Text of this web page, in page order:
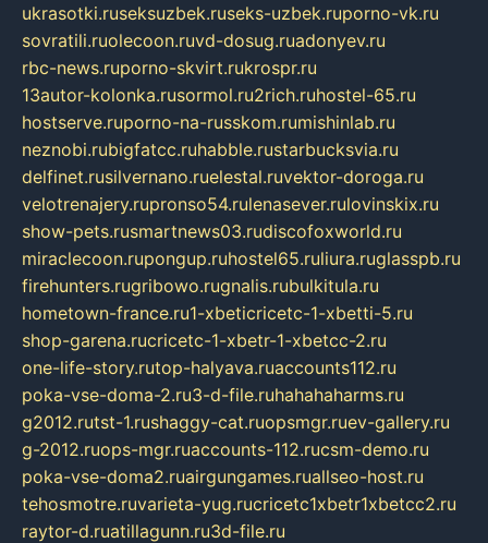
ukrasotki.ruseksuzbek.ruseks-uzbek.ruporno-vk.ru
sovratili.ruolecoon.ruvd-dosug.ruadonyev.ru
rbc-news.ruporno-skvirt.rukrospr.ru
13autor-kolonka.rusormol.ru2rich.ruhostel-65.ru
hostserve.ruporno-na-russkom.rumishinlab.ru
neznobi.rubigfatcc.ruhabble.rustarbucksvia.ru
delfinet.rusilvernano.ruelestal.ruvektor-doroga.ru
velotrenajery.rupronso54.rulenasever.rulovinskix.ru
show-pets.rusmartnews03.rudiscofoxworld.ru
miraclecoon.rupongup.ruhostel65.ruliura.ruglasspb.ru
firehunters.rugribowo.rugnalis.rubulkitula.ru
hometown-france.ru1-xbeticricetc-1-xbetti-5.ru
shop-garena.rucricetc-1-xbetr-1-xbetcc-2.ru
one-life-story.rutop-halyava.ruaccounts112.ru
poka-vse-doma-2.ru3-d-file.ruhahahaharms.ru
g2012.rutst-1.rushaggy-cat.ruopsmgr.ruev-gallery.ru
g-2012.ruops-mgr.ruaccounts-112.rucsm-demo.ru
poka-vse-doma2.ruairgungames.ruallseo-host.ru
tehosmotre.ruvarieta-yug.rucricetc1xbetr1xbetcc2.ru
raytor-d.ruatillagunn.ru3d-file.ru